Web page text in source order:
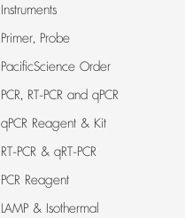
Instruments
Primer, Probe
PacificScience Order
PCR, RT-PCR and qPCR
qPCR Reagent & Kit
RT-PCR & qRT-PCR
PCR Reagent
LAMP & Isothermal